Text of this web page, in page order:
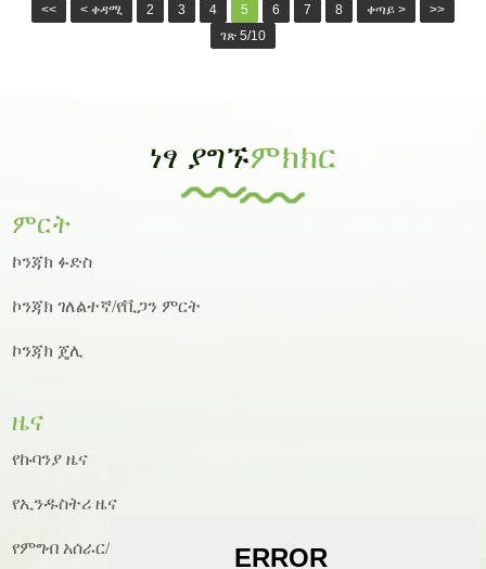
<< < ቀዳሚ 2 3 4 5 6 7 8 ቀጣይ >
>>
ገጽ 5/10
ነፃ ያግኙምክክር
ምርት
ኮንጃክ ፉድስ
ኮንጃክ ገለልተኛ/የቪጋን ምርት
ኮንጃክ ጄሊ
ዜና
የኩባንያ ዜና
የኢንዱስትሪ ዜና
የምግብ አሰራር/የምግብ አሰራር ዜና